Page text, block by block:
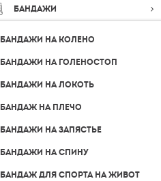
Бандажи
Бандажи на колено
Бандажи на голеностоп
Бандажи на локоть
Бандаж на плечо
Бандажи на запястье
Бандажи на спину
Бандаж для спорта на живот